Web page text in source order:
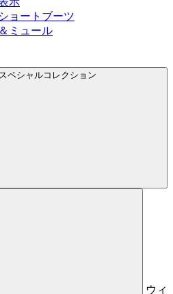
ョートブーツ
ミュール
スペシャルコレクション
ウィ